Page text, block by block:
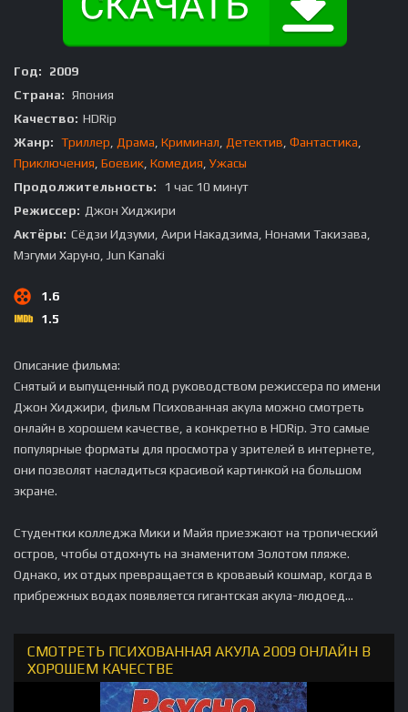
Год:
2009
Страна: Япония
Качество: HDRip
Жанр: Триллер Драма Криминал Детектив Фантастика
Приключения Боевик Комедия Ужасы
Продолжительность:
1 час 10 минут
Режиссер: Джон Хиджири
Актёры: Сёдзи Идзуми, Аири Накадзима, Нонами Такизава,
Мэгуми Харуно, Jun Kanaki
1.6
1.5
Описание фильма:
Снятый и выпущенный под руководством режиссера по имени
Джон Хиджири, фильм Психованная акула можно смотреть
онлайн в хорошем качестве, а конкретно в HDRip. Это самые
популярные форматы для просмотра у зрителей в интернете,
они позволят насладиться красивой картинкой на большом
экране.
Студентки колледжа Мики и Майя приезжают на тропический
остров, чтобы отдохнуть на знаменитом Золотом пляже.
Однако, их отдых превращается в кровавый кошмар, когда в
прибрежных водах появляется гигантская акула-людоед...
СМОТРЕТЬ ПСИХОВАННАЯ АКУЛА 2009 ОНЛАЙН В
ХОРОШЕМ КАЧЕСТВЕ